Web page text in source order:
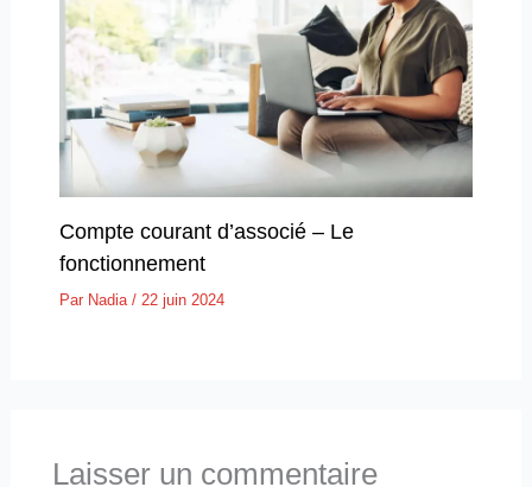
Compte courant d’associé – Le
fonctionnement
Par Nadia / 22 juin 2024
Laisser un commentaire